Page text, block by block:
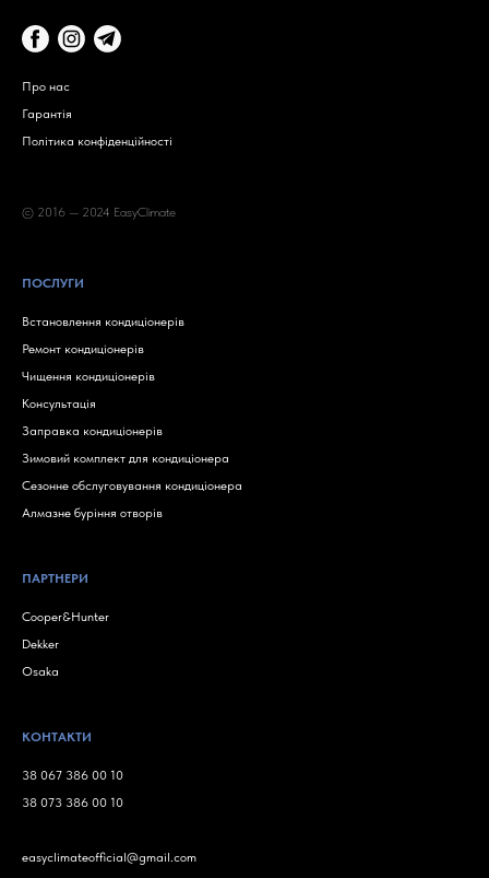
Про нас
Гарантія
Політика конфіденційності
© 2016 — 2024 EasyClimate
ПОСЛУГИ
Встановлення кондиціонерів
Ремонт кондиціонерів
Чищення кондиціонерів
Консультація
Заправка кондиціонерів
Зимовий комплект для кондиціонера
Сезонне обслуговування кондиціонера
ПАРТНЕРИ
Cooper&Hunter
Dekker
Osaka
КОНТАКТИ
38 067 386 00 10
38 073 386 00 10
easyclimateofficial@gmail.com
Алмазне буріння отворів